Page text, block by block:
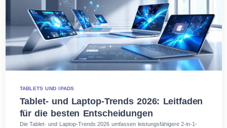
TABLETS UND IPADS
Tablet- und Laptop-Trends 2026: Leitfaden
für die besten Entscheidungen
Die Tablet- und Laptop-Trends 2026 umfassen leistungsfähigere 2-in-1-